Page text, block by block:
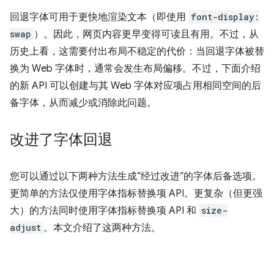
回退字体可用于更快地渲染文本（即使用 font-display:
swap ）。因此，网页内容更早变得可读且有用。不过，从
历史上看，这需要付出布局不稳定的代价：当回退字体被替
换为 Web 字体时，通常会发生布局偏移。不过，下面介绍
的新 API 可以创建与其 Web 字体对应项占用相同空间的后
备字体，从而减少或消除此问题。
改进了字体回退
您可以通过以下两种方法生成“经过改进”的字体后备选项。
更简单的方法仅使用字体指标替换项 API。更复杂（但更强
大）的方法同时使用字体指标替换项 API 和 size-
adjust 。本文介绍了这两种方法。